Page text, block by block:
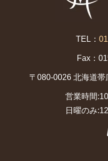
TEL：
Fax：
〒080-0026 北海道
営業時間
日曜のみ